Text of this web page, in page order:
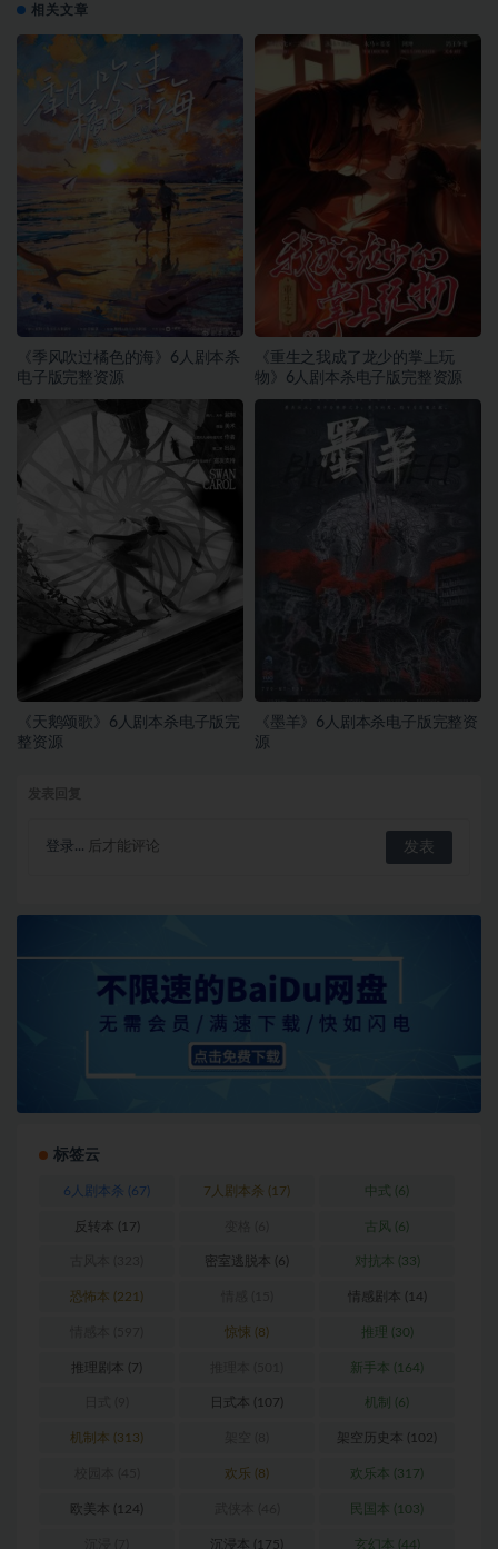
相关文章
《季风吹过橘色的海》6人剧本杀
电子版完整资源
《重生之我成了龙少的掌上玩
物》6人剧本杀电子版完整资源
《天鹅颂歌》6人剧本杀电子版完
整资源
《墨羊》6人剧本杀电子版完整资
源
登录... 后才能评论
标签云
6人剧本杀 (67) 7人剧本杀 (17) 中式 (6)
反转本 (17) 古风 (6)
密室逃脱本 (6) 对抗本 (33)
恐怖本 (221) 情感剧本 (14)
惊悚 (8) 推理 (30)
推理剧本 (7) 新手本 (164)
日式本 (107) 机制 (6)
机制本 (313) 架空历史本 (102)
欢乐 (8) 欢乐本 (317)
欧美本 (124) 民国本 (103)
沉浸本 (175) 玄幻本 (44)